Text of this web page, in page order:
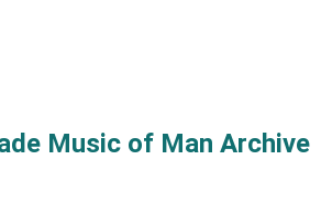
Music of Man Archive